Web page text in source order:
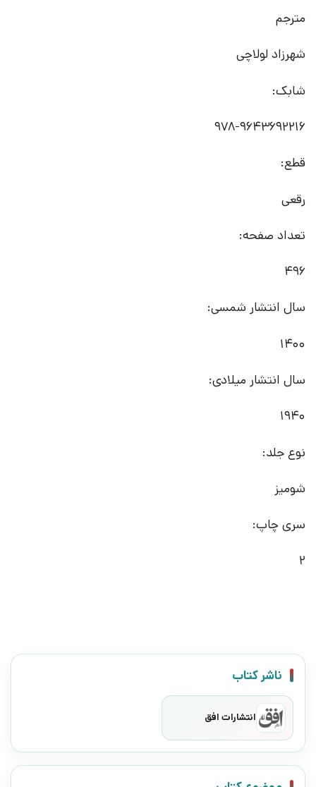
مترجم
شهرزاد لولاچی
شابک:
978-9643692216
قطع:
رقعی
تعداد صفحه:
496
سال انتشار شمسی:
1400
سال انتشار میلادی:
1940
نوع جلد:
شومیز
سری چاپ:
2
ناشر کتاب
انتشارات افق